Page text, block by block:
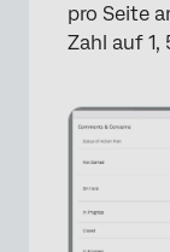
pro Seite
Zahl auf 1,